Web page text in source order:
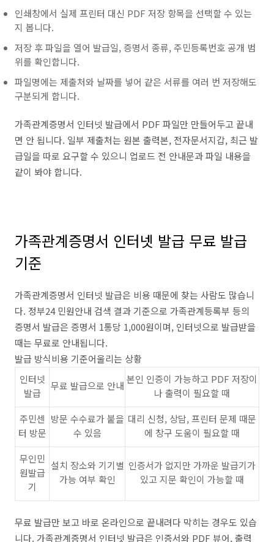
인쇄창에서 실제 프린터 대신 PDF 저장 항목을 선택할 수 있는
지 봅니다.
저장 후 파일을 열어 발급일, 증명서 종류, 주민등록번호 공개 범
위를 확인합니다.
파일명에는 제출처와 날짜를 넣어 같은 서류를 여러 번 저장해도
구분되게 합니다.
가족관계증명서 인터넷 발급에서 PDF 파일만 만들어두고 끝내
면 안 됩니다. 일부 제출처는 원본 출력본, 전자문서지갑, 최근 발
급일을 따로 요구할 수 있으니 업로드 전 안내문과 파일 내용을
같이 봐야 합니다.
가족관계증명서 인터넷 발급 무료 발급
기준
가족관계증명서 인터넷 발급은 비용 때문에 찾는 사람도 많습니
다. 정부24 민원안내 검색 결과 기준으로 가족관계등록부 등의
증명서 발급은 증명서 1통당 1,000원이며, 인터넷으로 발급받을
때는 무료로 안내됩니다.
발급 방식비용 기준어울리는 상황
인터넷
발급
무료 발급으로 안내
본인 인증이 가능하고 PDF 저장이
나 출력이 필요할 때
주민센
터 방문
방문 수수료가 붙을
수 있음
대리 신청, 상담, 프린터 문제 때문
에 창구 도움이 필요할 때
무인민
원발급
기
설치 장소와 기기별
가능 여부 확인
인증서가 없지만 가까운 발급기가
있고 지문 확인이 가능할 때
무료 발급만 보고 바로 온라인으로 끝내려다 막히는 경우도 있습
니다. 가족관계증명서 인터넷 발급은 인증서와 PDF 뷰어, 출력